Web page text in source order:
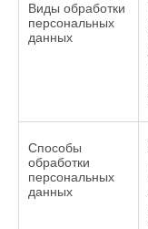
Виды обработки
персональных
данных
Способы
обработки
персональных
данных